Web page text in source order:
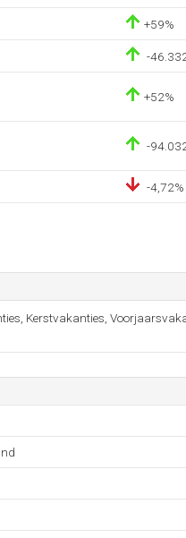
+59%
-
+52%
-
-4,72%
Kerstvakanties,